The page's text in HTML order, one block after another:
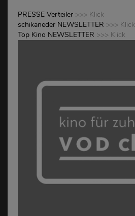
PRESSE Verteiler >>> Klick
schikaneder NEWSLETTER >>> Klick
Top Kino NEWSLETTER >>> Klick